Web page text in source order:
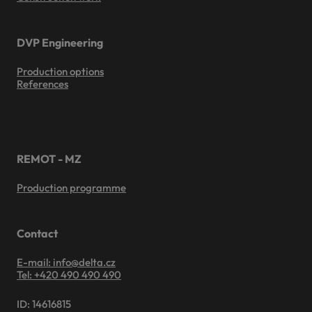
DVP Engineering
Production options
References
REMOT - MZ
Production programme
Contact
E-mail: info@delta.cz
Tel: +420 490 490 490
ID: 14616815